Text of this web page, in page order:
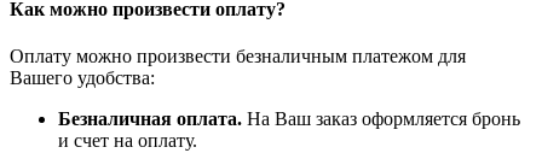
Как можно произвести оплату?
Оплату можно произвести безналичным платежом для
Вашего удобства:
Безналичная оплата. На Ваш заказ оформляется бронь
и счет на оплату.